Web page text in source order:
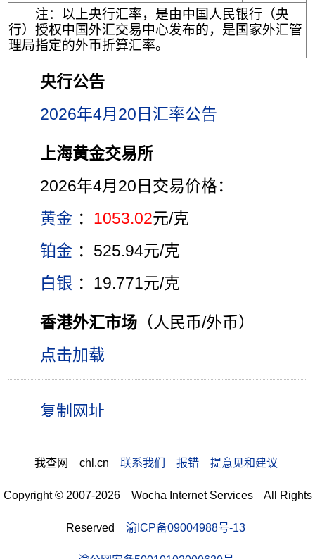
注：以上央行汇率，是由中国人民银行（央
行）授权中国外汇交易中心发布的，是国家外汇管
理局指定的外币折算汇率。
央行公告
2026年4月20日汇率公告
上海黄金交易所
2026年4月20日交易价格：
黄金 ： 1053.02元/克
铂金 ：525.94元/克
白银 ：19.771元/克
香港外汇市场 （人民币/外币）
点击加载
我查网 chl.cn 联系我们 报错 提意见和建议
Copyright © 2007-2026 Wocha Internet Services All Rights
Reserved 渝ICP备09004988号-13